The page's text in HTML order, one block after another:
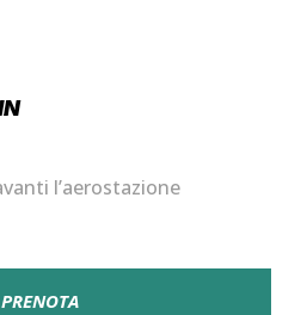
l’aerostazione
PRENOTA